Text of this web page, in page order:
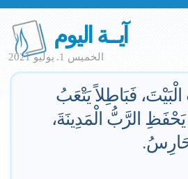
آيــة اليوم
الخميس 1. يوليو 2021
فَبَاطِلاً يَتْعَبُ
يَحْفَظِ الرَّبُّ الْمَدِينَةَ،